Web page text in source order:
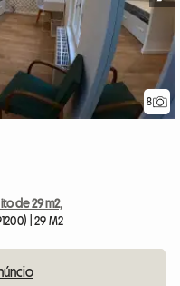
8
de 29 m2,
| 29 M2